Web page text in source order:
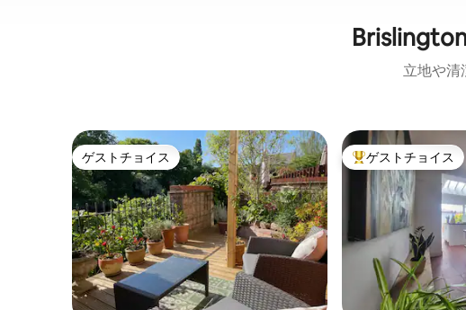
立地や清
ゲストチョイス
ゲストチョイス 大好評のゲストチョ
ゲストチョイス